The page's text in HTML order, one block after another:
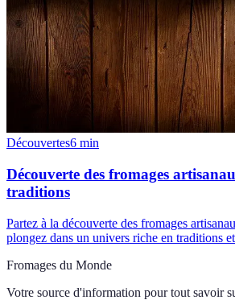
Découvertes6 min
Découverte des fromages
traditions
Partez à la découverte des fromages
plongez dans un univers riche en traditions
Fromages du Monde
Votre source d'information pour tout savoir